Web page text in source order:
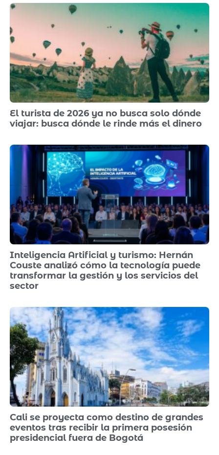
El turista de 2026 ya no busca solo dónde
viajar: busca dónde le rinde más el dinero
Inteligencia Artificial y turismo: Hernán
Couste analizó cómo la tecnología puede
transformar la gestión y los servicios del
sector
Cali se proyecta como destino de grandes
eventos tras recibir la primera posesión
presidencial fuera de Bogotá